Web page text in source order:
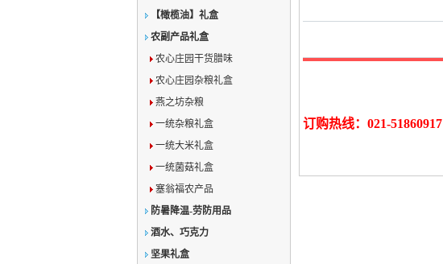
【橄榄油】礼盒
农副产品礼盒
农心庄园干货腊味
农心庄园杂粮礼盒
燕之坊杂粮
一统杂粮礼盒
一统大米礼盒
一统菌菇礼盒
塞翁福农产品
防暑降温-劳防用品
酒水、巧克力
坚果礼盒
订购热线：021-51860917